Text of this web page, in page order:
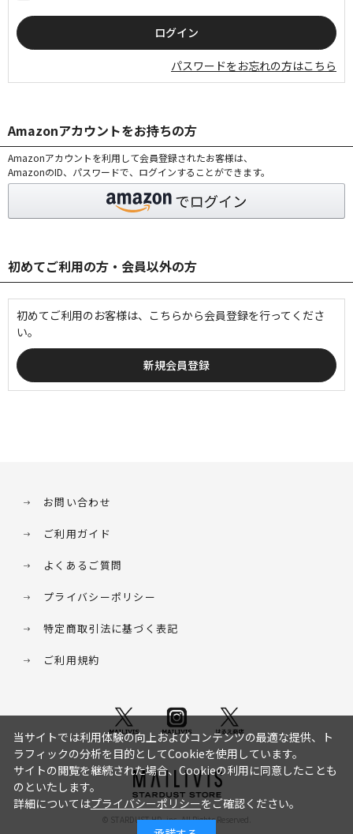
パスワードをお忘れの方はこちら
Amazonアカウントをお持ちの方
Amazonアカウントを利用して会員登録されたお客様は、
AmazonのID、パスワードで、ログインすることができます。
初めてご利用の方・会員以外の方
初めてご利用のお客様は、こちらから会員登録を行ってくださ
い。
お問い合わせ
ご利用ガイド
よくあるご質問
プライバシーポリシー
特定商取引法に基づく表記
ご利用規約
© STARDUST HD. inc. All Rights Reserved.
当サイトでは利用体験の向上およびコンテンツの最適な提供、ト
ラフィックの分析を目的としてCookieを使用しています。
サイトの閲覧を継続された場合、Cookieの利用に同意したことも
のといたします。
詳細についてはプライバシーポリシーをご確認ください。